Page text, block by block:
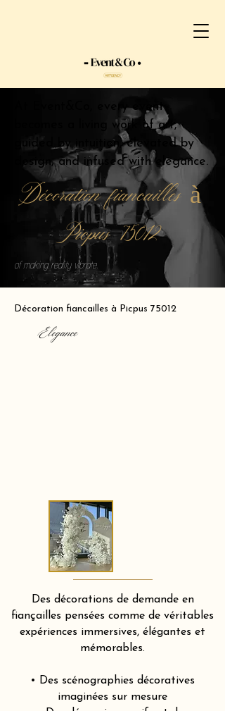
At Event&Co, every event
becomes a living work of art,
guided by intuition, elevated by
design, and infused with elegance.
Décoration fiancailles à
Picpus 75012
of making reality vibrate.
Décoration fiancailles à Picpus 75012
Elegance
Des décorations de demande en
fiançailles pensées comme de véritables
expériences immersives, élégantes et
mémorables.
• Des scénographies décoratives
imaginées sur mesure